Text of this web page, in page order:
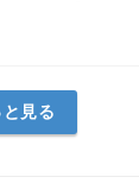
と見る